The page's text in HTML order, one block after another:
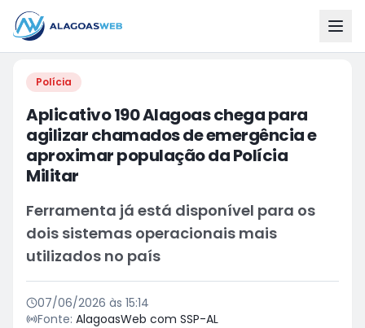
Polícia
Aplicativo 190 Alagoas chega para
agilizar chamados de emergência e
aproximar população da Polícia
Militar
Ferramenta já está disponível para os
dois sistemas operacionais mais
utilizados no país
07/06/2026 às 15:14
Fonte: AlagoasWeb com SSP-AL